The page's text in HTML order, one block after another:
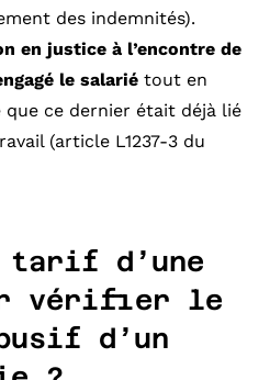
des indemnités).
en justice à l’encontre de
le salarié tout en
que ce dernier était déjà lié
(article L1237-3 du
d’une
vérifier le
d’un